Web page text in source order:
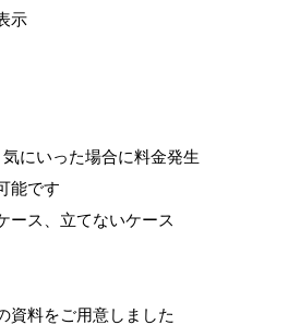
示
にいった場合に料金発生
能です
ース、立てないケース
資料をご用意しました